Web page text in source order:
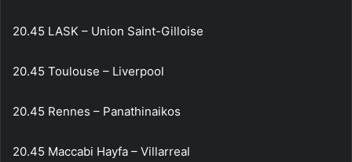
20.45 LASK – Union Saint-Gilloise
20.45 Toulouse – Liverpool
20.45 Rennes – Panathinaikos
20.45 Maccabi Hayfa – Villarreal